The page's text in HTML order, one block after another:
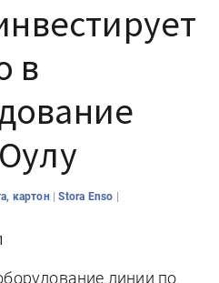
в
картон |Stora Enso |
линии по